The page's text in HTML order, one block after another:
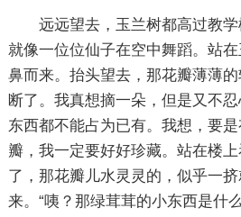
远远望去，玉兰树都高过教
就像一位位仙子在空中舞蹈。站
鼻而来。抬头望去，那花瓣薄薄
断了。我真想摘一朵，但是又不
东西都不能占为已有。我想，要
瓣，我一定要好好珍藏。站在楼
了，那花瓣儿水灵灵的，似乎一
来。“咦？那绿茸茸的小东西是什